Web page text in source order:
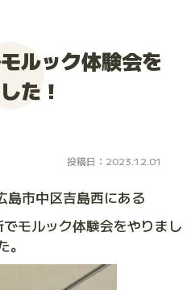
し込み
ルック体験会を
た！
投稿日：2023.12.01
市中区吉島西にある
モルック体験会をやりまし
。